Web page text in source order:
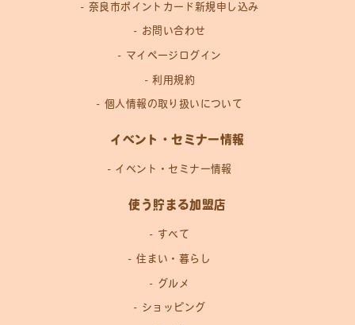
奈良市ポイントカード新規申し込み
お問い合わせ
マイページログイン
利用規約
個人情報の取り扱いについて
イベント・セミナー情報
イベント・セミナー情報
使う貯まる加盟店
すべて
住まい・暮らし
グルメ
ショッピング